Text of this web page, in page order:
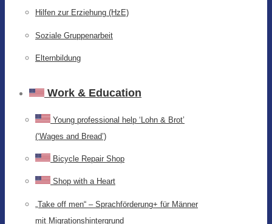
Hilfen zur Erziehung (HzE)
Soziale Gruppenarbeit
Elternbildung
Work & Education
Young professional help ‘Lohn & Brot’
(‘Wages and Bread’)
Bicycle Repair Shop
Shop with a Heart
„Take off men“ – Sprachförderung+ für Männer
mit Migrationshintergrund